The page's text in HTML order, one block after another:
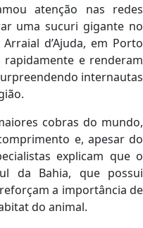
atenção nas redes
uma sucuri gigante no
d’Ajuda, em Porto
rapidamente e renderam
internautas
cobras do mundo,
e, apesar do
explicam que o
da Bahia, que possui
a importância de
do animal.